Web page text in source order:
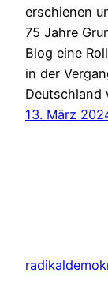
erschienen
75 Jahre
Blog eine
in der
Deutschland
13. März